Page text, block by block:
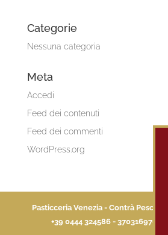
Categorie
Nessuna categoria
Meta
Accedi
Feed dei contenuti
Feed dei commenti
WordPress.org
Pasticceria Venezia - Contrà Pescaria
+39 0444 324586 - 3703169705 -